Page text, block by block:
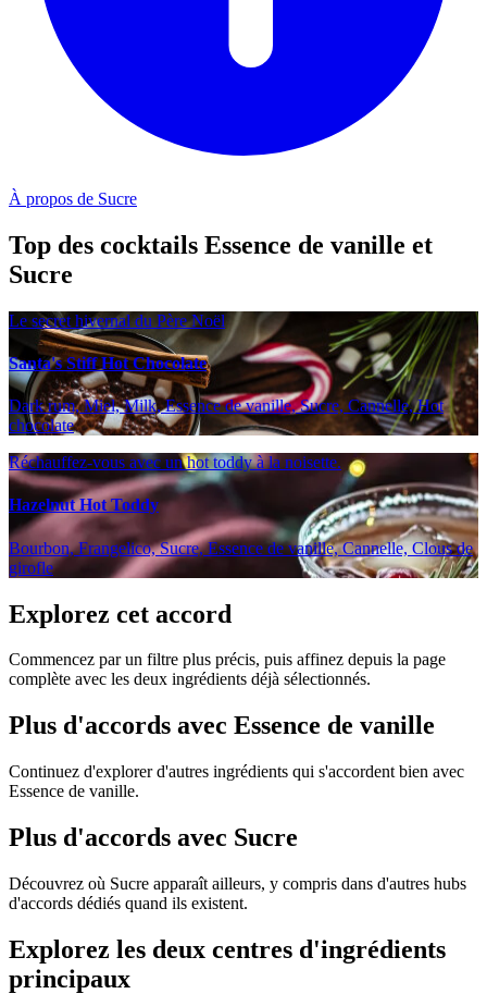
À propos de Sucre
Top des cocktails Essence de vanille et
Sucre
Le secret hivernal du Père Noël
Santa's Stiff Hot Chocolate
Dark rum, Miel, Milk, Essence de vanille, Sucre, Cannelle, Hot
chocolate
Réchauffez-vous avec un hot toddy à la noisette.
Hazelnut Hot Toddy
Bourbon, Frangelico, Sucre, Essence de vanille, Cannelle, Clous de
girofle
Explorez cet accord
Commencez par un filtre plus précis, puis affinez depuis la page
complète avec les deux ingrédients déjà sélectionnés.
Plus d'accords avec Essence de vanille
Continuez d'explorer d'autres ingrédients qui s'accordent bien avec
Essence de vanille.
Plus d'accords avec Sucre
Découvrez où Sucre apparaît ailleurs, y compris dans d'autres hubs
d'accords dédiés quand ils existent.
Explorez les deux centres d'ingrédients
principaux